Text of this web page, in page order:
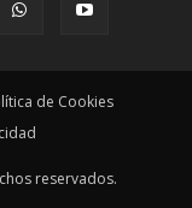
de Cookies
reservados.